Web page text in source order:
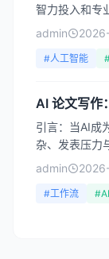
智力投入和专
快速发展，
admin
#人工智能
AI 论文写作
引言：当AI成
杂、发表压力
“写”的过程
admin
#工作流